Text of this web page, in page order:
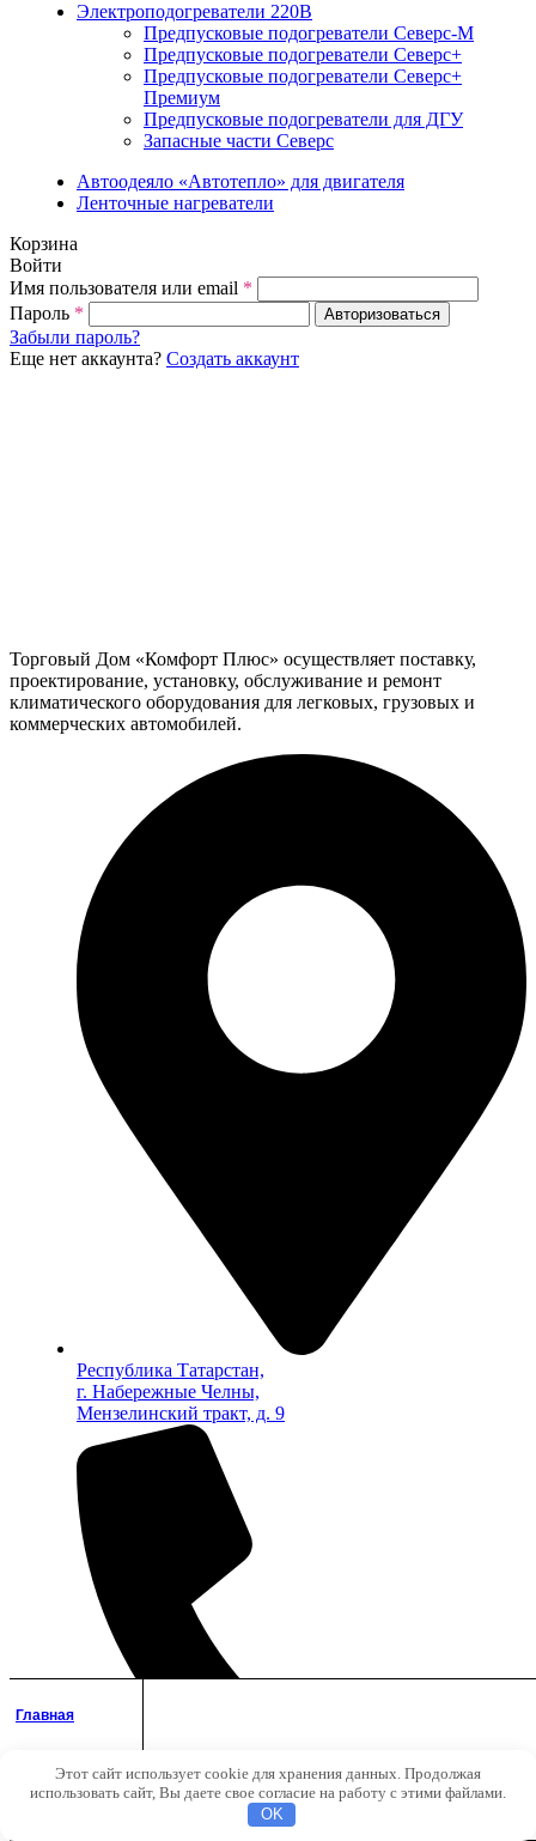
Главная
Аккаунт
Поиск
Электроподогреватели 220В
Предпусковые подогреватели Северс-М
Предпусковые подогреватели Северс+
Предпусковые подогреватели Северс+
Премиум
Предпусковые подогреватели для ДГУ
Запасные части Северс
Автоодеяло «Автотепло» для двигателя
Ленточные нагреватели
Корзина
Войти
Имя пользователя или email *
Пароль * Авторизоваться
Забыли пароль?
Еще нет аккаунта? Создать аккаунт
Торговый Дом «Комфорт Плюс» осуществляет поставку,
проектирование, установку, обслуживание и ремонт
климатического оборудования для легковых, грузовых и
коммерческих автомобилей.
Республика Татарстан,
г. Набережные Челны,
Мензелинский тракт, д. 9
Этот сайт использует cookie для хранения данных. Продолжая
использовать сайт, Вы даете свое согласие на работу с этими файлами.
OK